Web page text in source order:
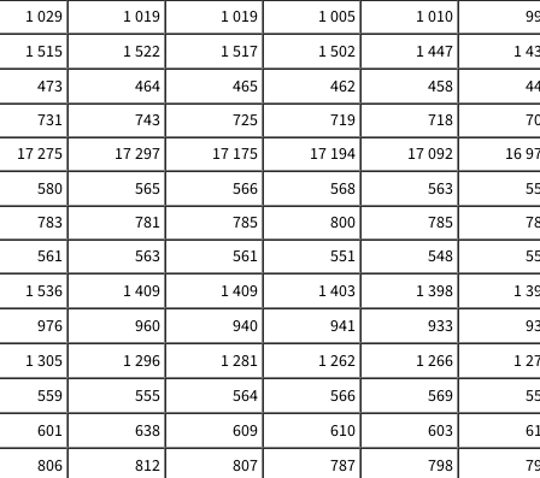
1 029 1 019 1 019 1 005 1 010
1 515 1 522 1 517 1 502 1 447
1
473 464 465 462 458
731 743 725 719 718
17 275 17 297 17 175 17 194 17 092
16
580 565 566 568 563
783 781 785 800 785
561 563 561 551 548
1 536 1 409 1 409 1 403 1 398
1
976 960 940 941 933
1 305 1 296 1 281 1 262 1 266
1
559 555 564 566 569
601 638 609 610 603
806 812 807 787 798